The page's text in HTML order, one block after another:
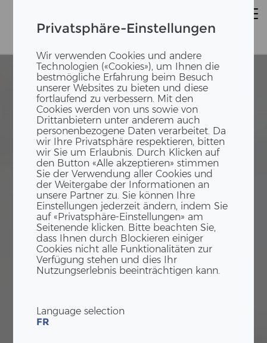
Privatsphäre-Einstellungen
Wir verwenden Cookies und andere
Technologien («Cookies»), um Ihnen die
bestmögliche Erfahrung beim Besuch
unserer Websites zu bieten und diese
fortlaufend zu verbessern. Mit den
Cookies werden von uns sowie von
Drittanbietern unter anderem auch
personenbezogene Daten verarbeitet. Da
wir Ihre Privatsphäre respektieren, bitten
wir Sie um Erlaubnis. Durch Klicken auf
den Button «Alle akzeptieren» stimmen
Sie der Verwendung aller Cookies und
der Weitergabe der Informationen an
unsere Partner zu. Sie können Ihre
Einstellungen jederzeit ändern, indem Sie
auf «Privatsphäre-Einstellungen» am
Seitenende klicken. Bitte beachten Sie,
dass Ihnen durch Blockieren einiger
Cookies nicht alle Funktionalitäten zur
Verfügung stehen und dies Ihr
Nutzungserlebnis beeinträchtigen kann.
Language selection
FR